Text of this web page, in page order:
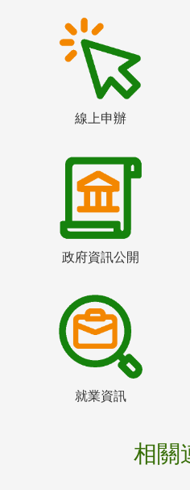
線上申辦
政府資訊公開
就業資訊
相關